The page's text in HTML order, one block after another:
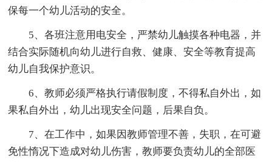
保每一个幼儿活动的安全。
5、各班注意用电安全，严禁幼儿触摸各种电器，并
结合实际随机向幼儿进行自救、健康、安全等教育提高
幼儿自我保护意识。
6、教师必须严格执行请假制度，不得私自外出，如
果私自外出，幼儿出现安全问题，后果自负。
7、在工作中，如果因教师管理不善，失职，在可避
免性惰况下造成对幼儿伤害，教师要负责幼儿的全部医